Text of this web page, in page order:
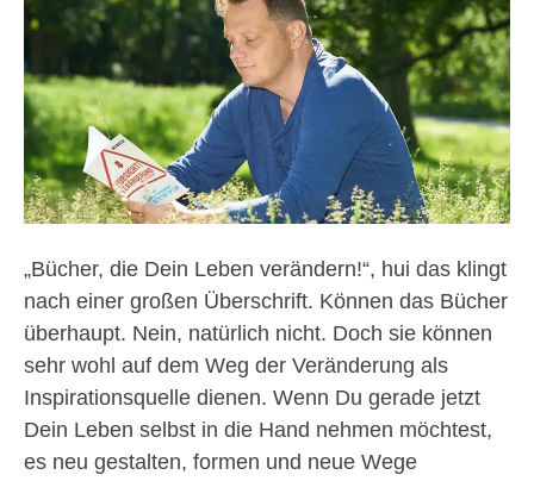
„Bücher, die Dein Leben verändern!“, hui das klingt
nach einer großen Überschrift. Können das Bücher
überhaupt. Nein, natürlich nicht. Doch sie können
sehr wohl auf dem Weg der Veränderung als
Inspirationsquelle dienen. Wenn Du gerade jetzt
Dein Leben selbst in die Hand nehmen möchtest,
es neu gestalten, formen und neue Wege